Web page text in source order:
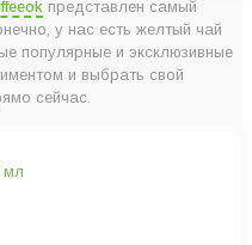
представлен самый
у нас есть желтый чай
популярные и эксклюзивные
и выбрать свой
сейчас.